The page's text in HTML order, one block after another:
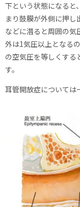
下という状態になると
まり鼓膜が外側に押
などに潜ると周囲の気
外は1気圧以上となる
の空気圧を等しくする
す。
耳管開放症については